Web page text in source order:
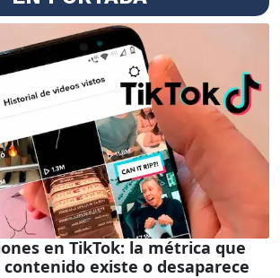
en TikTok: la métrica que
existe o desaparece